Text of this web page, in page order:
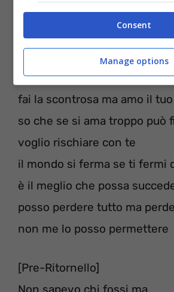
[Strofa 2]
Sei la pazzia più bella che
per me sei il mare perché mi
calmare
fai la scontrosa ma amo il
so che se si ama troppo può
voglio rischiare con te
il mondo si ferma se ti fermi
è il meglio che possa
posso perdere tutto ma
non me lo posso permettere
[Pre-Ritornello]
Non sapevo chi fossi ma
Consent
Manage options